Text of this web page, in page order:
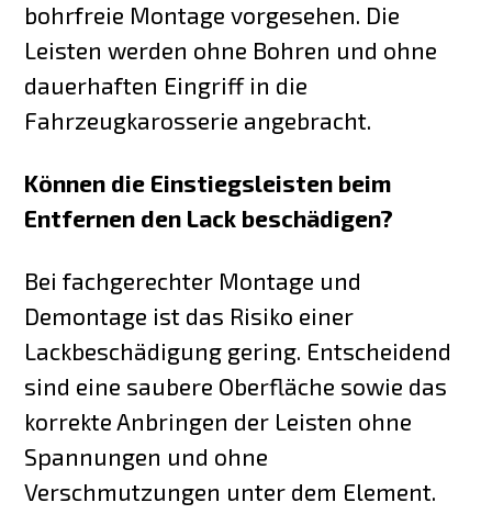
bohrfreie Montage vorgesehen. Die
Leisten werden ohne Bohren und ohne
dauerhaften Eingriff in die
Fahrzeugkarosserie angebracht.
Können die Einstiegsleisten beim
Entfernen den Lack beschädigen?
Bei fachgerechter Montage und
Demontage ist das Risiko einer
Lackbeschädigung gering. Entscheidend
sind eine saubere Oberfläche sowie das
korrekte Anbringen der Leisten ohne
Spannungen und ohne
Verschmutzungen unter dem Element.